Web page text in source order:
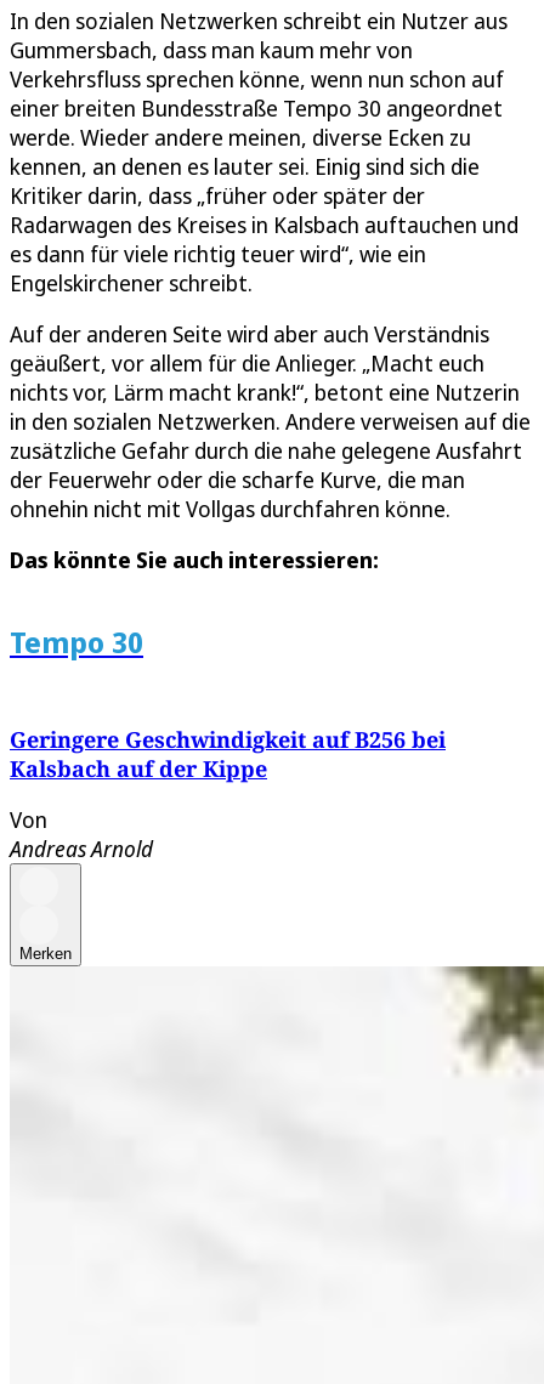
In den sozialen Netzwerken schreibt ein Nutzer aus
Gummersbach, dass man kaum mehr von
Verkehrsfluss sprechen könne, wenn nun schon auf
einer breiten Bundesstraße Tempo 30 angeordnet
werde. Wieder andere meinen, diverse Ecken zu
kennen, an denen es lauter sei. Einig sind sich die
Kritiker darin, dass „früher oder später der
Radarwagen des Kreises in Kalsbach auftauchen und
es dann für viele richtig teuer wird“, wie ein
Engelskirchener schreibt.
Auf der anderen Seite wird aber auch Verständnis
geäußert, vor allem für die Anlieger. „Macht euch
nichts vor, Lärm macht krank!“, betont eine Nutzerin
in den sozialen Netzwerken. Andere verweisen auf die
zusätzliche Gefahr durch die nahe gelegene Ausfahrt
der Feuerwehr oder die scharfe Kurve, die man
ohnehin nicht mit Vollgas durchfahren könne.
Das könnte Sie auch interessieren:
Tempo 30
Geringere Geschwindigkeit auf B256 bei
Kalsbach auf der Kippe
Von
Andreas Arnold
Merken